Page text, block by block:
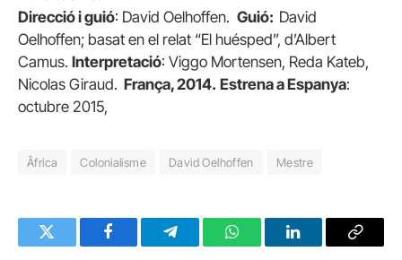
Direcció i guió: David Oelhoffen. Guió: David
Oelhoffen; basat en el relat “El huésped”, d’Albert
Camus. Interpretació: Viggo Mortensen, Reda Kateb,
Nicolas Giraud. França, 2014. Estrena a Espanya:
octubre 2015,
Âfrica Colonialisme David Oelhoffen Mestre
Twitter FacebookTelegramWhatsAppLinkedInCopy